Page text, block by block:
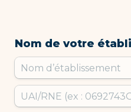
Nom de votre